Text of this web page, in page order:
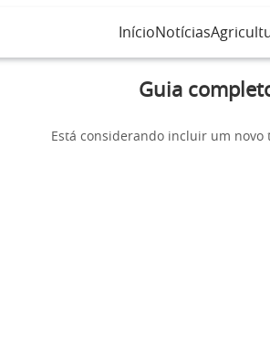
InícioNotícias
Guia
Está considerando incluir um